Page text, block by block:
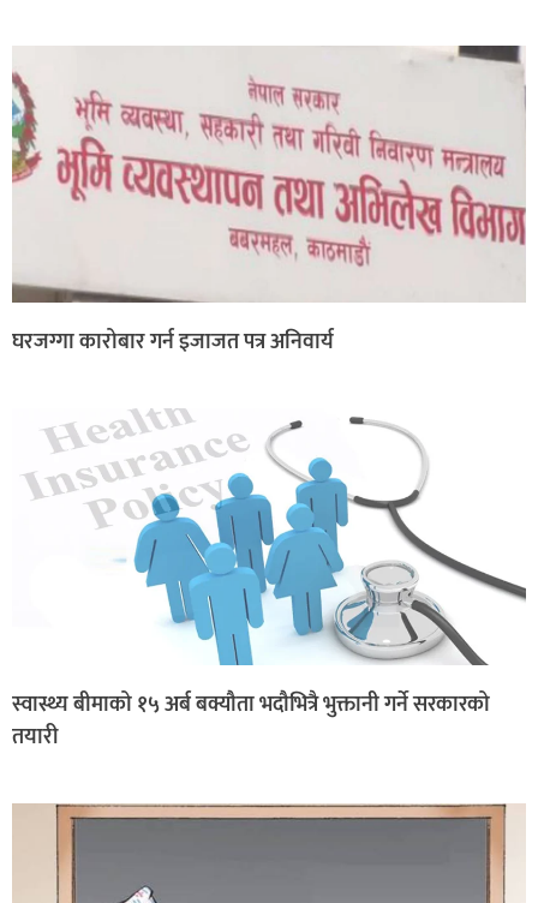
घरजग्गा कारोबार गर्न इजाजत पत्र अनिवार्य
स्वास्थ्य बीमाको १५ अर्ब बक्यौता भदौभित्रै भुक्तानी गर्ने सरकारको
तयारी